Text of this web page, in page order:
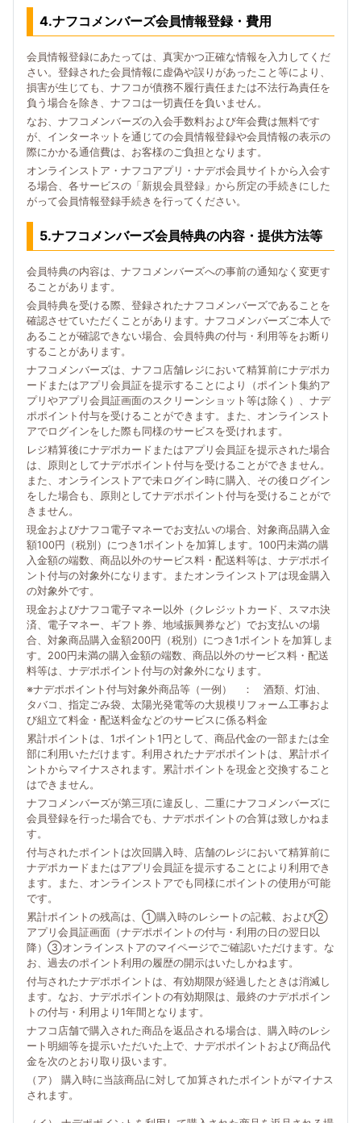
4.ナフコメンバーズ会員情報登録・費用
会員情報登録にあたっては、真実かつ正確な情報を入力してくだ
さい。登録された会員情報に虚偽や誤りがあったこと等により、
損害が生じても、ナフコが債務不履行責任または不法行為責任を
負う場合を除き、ナフコは一切責任を負いません。
なお、ナフコメンバーズの入会手数料および年会費は無料です
が、インターネットを通じての会員情報登録や会員情報の表示の
際にかかる通信費は、お客様のご負担となります。
オンラインストア・ナフコアプリ・ナデポ会員サイトから入会す
る場合、各サービスの「新規会員登録」から所定の手続きにした
がって会員情報登録手続きを行ってください。
5.ナフコメンバーズ会員特典の内容・提供方法等
会員特典の内容は、ナフコメンバーズへの事前の通知なく変更す
ることがあります。
会員特典を受ける際、登録されたナフコメンバーズであることを
確認させていただくことがあります。ナフコメンバーズご本人で
あることが確認できない場合、会員特典の付与・利用等をお断り
することがあります。
ナフコメンバーズは、ナフコ店舗レジにおいて精算前にナデポカ
ードまたはアプリ会員証を提示することにより（ポイント集約ア
プリやアプリ会員証画面のスクリーンショット等は除く）、ナデ
ポポイント付与を受けることができます。また、オンラインスト
アでログインをした際も同様のサービスを受けれます。
レジ精算後にナデポカードまたはアプリ会員証を提示された場合
は、原則としてナデポポイント付与を受けることができません。
また、オンラインストアで未ログイン時に購入、その後ログイン
をした場合も、原則としてナデポポイント付与を受けることがで
きません。
現金およびナフコ電子マネーでお支払いの場合、対象商品購入金
額100円（税別）につき1ポイントを加算します。100円未満の購
入金額の端数、商品以外のサービス料・配送料等は、ナデポポイ
ント付与の対象外になります。またオンラインストアは現金購入
の対象外です。
現金およびナフコ電子マネー以外（クレジットカード、スマホ決
済、電子マネー、ギフト券、地域振興券など）でお支払いの場
合、対象商品購入金額200円（税別）につき1ポイントを加算しま
す。200円未満の購入金額の端数、商品以外のサービス料・配送
料等は、ナデポポイント付与の対象外になります。
※ナデポポイント付与対象外商品等（一例） ： 酒類、灯油、
タバコ、指定ごみ袋、太陽光発電等の大規模リフォーム工事およ
び組立て料金・配送料金などのサービスに係る料金
累計ポイントは、1ポイント1円として、商品代金の一部または全
部に利用いただけます。利用されたナデポポイントは、累計ポイ
ントからマイナスされます。累計ポイントを現金と交換すること
はできません。
ナフコメンバーズが第三項に違反し、二重にナフコメンバーズに
会員登録を行った場合でも、ナデポポイントの合算は致しかねま
す。
付与されたポイントは次回購入時、店舗のレジにおいて精算前に
ナデポカードまたはアプリ会員証を提示することにより利用でき
ます。また、オンラインストアでも同様にポイントの使用が可能
です。
累計ポイントの残高は、①購入時のレシートの記載、および②
アプリ会員証画面（ナデポポイントの付与・利用の日の翌日以
降）③オンラインストアのマイページでご確認いただけます。な
お、過去のポイント利用の履歴の開示はいたしかねます。
付与されたナデポポイントは、有効期限が経過したときは消滅し
ます。なお、ナデポポイントの有効期限は、最終のナデポポイン
トの付与・利用より1年間となります。
ナフコ店舗で購入された商品を返品される場合は、購入時のレシ
ート明細等を提示いただいた上で、ナデポポイントおよび商品代
金を次のとおり取り扱います。
（ア） 購入時に当該商品に対して加算されたポイントがマイナス
されます。